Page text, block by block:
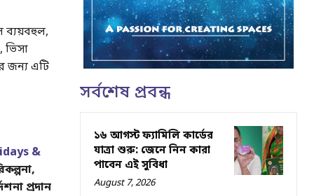
ব্যয়বহুল,
ভিসা
জন্য এটি
&
প্রদান
সর্বশেষ প্রবন্ধ
১৬ আগস্ট ফ্যামিলি কার্ডের
যাত্রা শুরু: জেনে নিন কারা
পাবেন এই সুবিধা
August 7, 2026